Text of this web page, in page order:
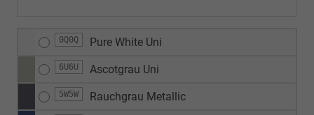
0Q0Q Pure White Uni
6U6U Ascotgrau Uni
5W5W Rauchgrau Metallic